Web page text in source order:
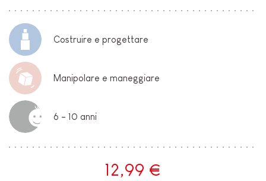
Costruire e progettare
Manipolare e maneggiare
6 - 10 anni
12,99 €